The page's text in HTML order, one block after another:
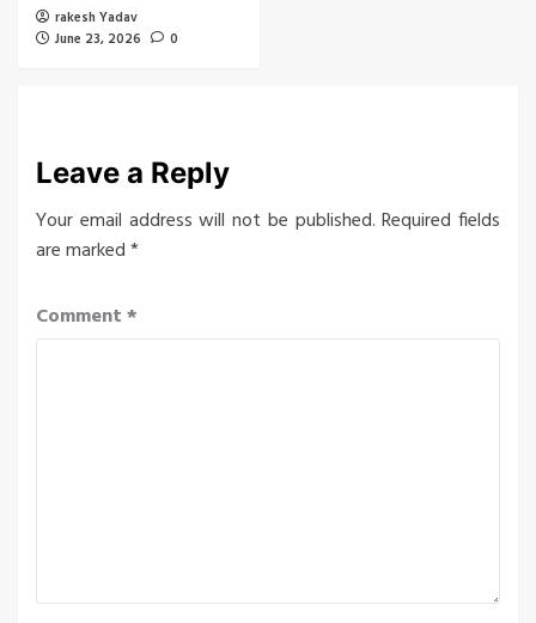
rakesh Yadav
June 23, 2026
0
Leave a Reply
Your email address will not be published. Required fields
are marked*
Comment*